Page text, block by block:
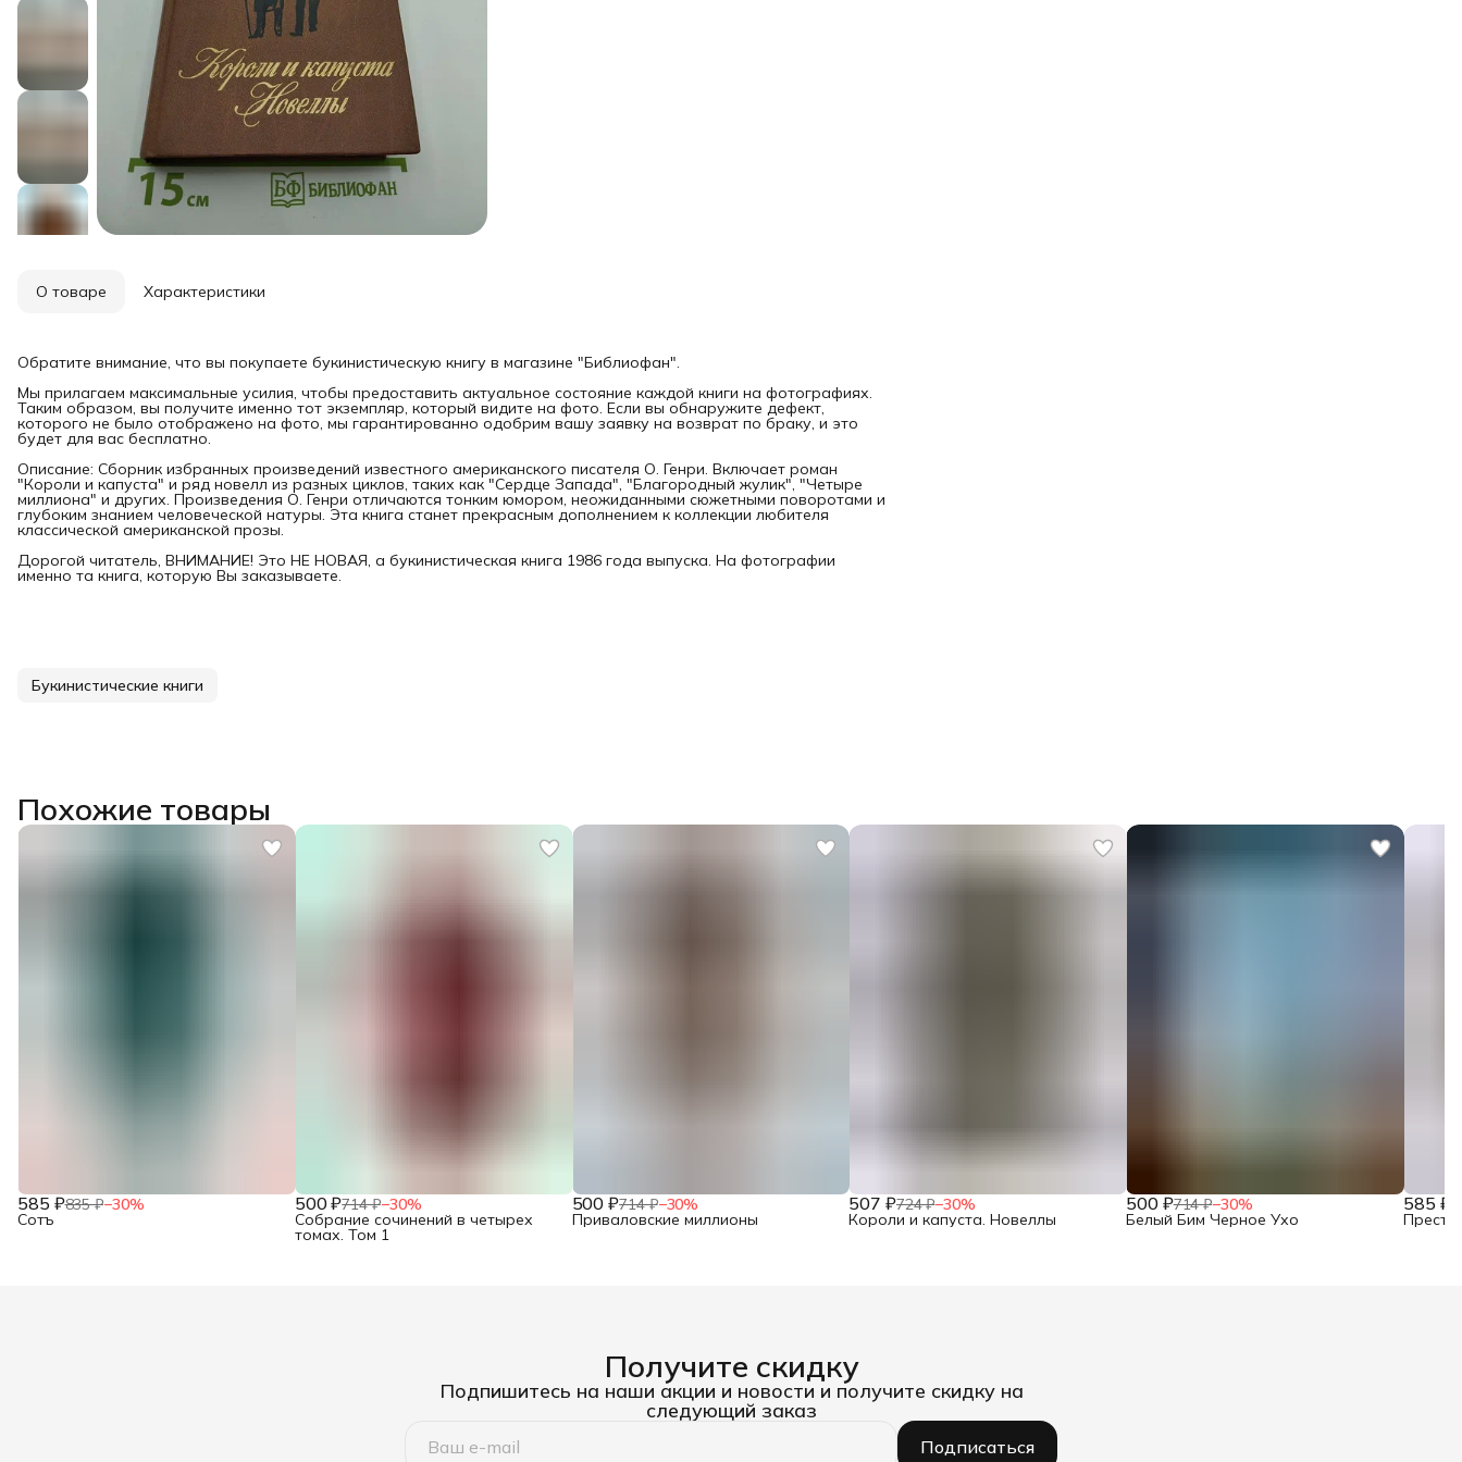
О товаре Характеристики
Обратите внимание, что вы покупаете букинистическую книгу в магазине "Библиофан".
Мы прилагаем максимальные усилия, чтобы предоставить актуальное состояние каждой книги на фотографиях.
Таким образом, вы получите именно тот экземпляр, который видите на фото. Если вы обнаружите дефект,
которого не было отображено на фото, мы гарантированно одобрим вашу заявку на возврат по браку, и это
будет для вас бесплатно.
Описание: Сборник избранных произведений известного американского писателя О. Генри. Включает роман
"Короли и капуста" и ряд новелл из разных циклов, таких как "Сердце Запада", "Благородный жулик", "Четыре
миллиона" и других. Произведения О. Генри отличаются тонким юмором, неожиданными сюжетными поворотами и
глубоким знанием человеческой натуры. Эта книга станет прекрасным дополнением к коллекции любителя
классической американской прозы.
Дорогой читатель, ВНИМАНИЕ! Это НЕ НОВАЯ, а букинистическая книга 1986 года выпуска. На фотографии
именно та книга, которую Вы заказываете.
Букинистические книги
Похожие товары
585 ₽835 ₽−30%
Сотъ
500 ₽714 ₽−30%
Собрание сочинений в четырех
томах. Том 1
500 ₽714 ₽−30%
Приваловские миллионы
507 ₽724 ₽−30%
Короли и капуста. Новеллы
500 ₽714 ₽−30%
Белый Бим Черное Ухо
585 ₽
Получите скидку
Подпишитесь на наши акции и новости и получите скидку на
следующий заказ
Подписаться